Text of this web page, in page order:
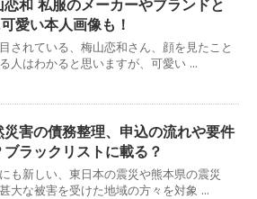
恋和 私服のメーカーやブランドと
愛い本人画像も！
されている、梅山恋和さん、顔を見たこと
人はわかると思いますが、可愛い ...
災害の債務整理、申込の流れや要件
ブラックリストに載る？
も新しい、東日本の震災や熊本県の震災
大な被害を受けた地域の方々を対象 ...